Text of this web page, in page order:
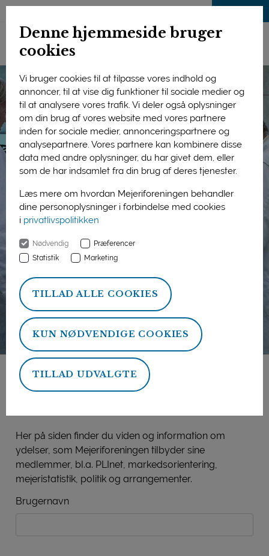
Denne hjemmeside bruger
cookies
Vi bruger cookies til at tilpasse vores indhold og
annoncer, til at vise dig funktioner til sociale medier og
til at analysere vores trafik. Vi deler også oplysninger
om din brug af vores website med vores partnere
inden for sociale medier, annonceringspartnere og
analysepartnere. Vores partnere kan kombinere disse
data med andre oplysninger, du har givet dem, eller
som de har indsamlet fra din brug af deres tjenester.
Læs mere om hvordan Mejeriforeningen behandler
dine personoplysninger i forbindelse med cookies
i privatlivspolitikken
Nødvendig
Præferencer
Statistik
Marketing
TILLAD ALLE COOKIES
KUN NØDVENDIGE COOKIES
TILLAD UDVALGTE
Mejeriforeningens
Her på siden finder du viden og information om
ydelser, som Mejeriforeningen tilbyder sine
medlemmer, bl.a. PLInet, markedsorientering,
mejeristatistik, politik og arrangementer.
Brugernavn